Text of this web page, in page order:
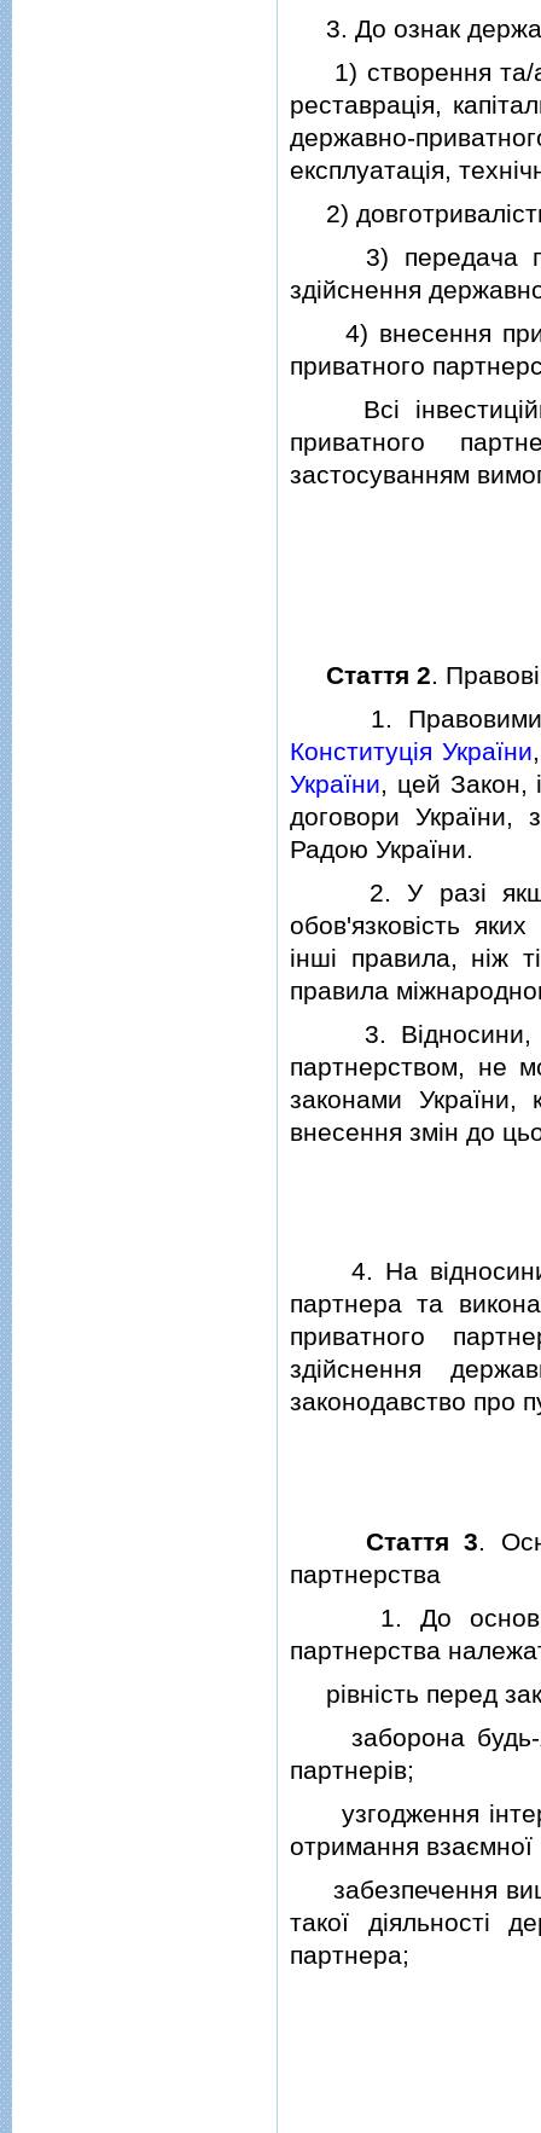
3. До ознак
1) створення та/
реставрацiя,
державно-
експлуатацiя,
2)
3) передача
здiйснення
4) внесення
приватного
Всi iнвестицiйнi
приватного
застосуванням
Стаття 2.
1. Правовими
Конституцiя України
України, цей Закон,
договори України,
Радою України.
2. У разi якщо
обов'язковiсть
iншi правила, нiж
правила
3. Вiдносини, що
партнерством, не
законами
внесення змiн до
4. На вiдносини,
партнера та
приватного
здiйснення
законодавство про
Стаття 3.
партнерства
1. До основних
партнерства
рiвнiсть перед
заборона будь-
партнерiв;
узгодження
отримання взаємної
забезпечення
такої дiяльностi
партнера;